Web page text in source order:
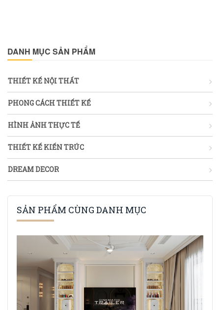
DANH MỤC SẢN PHẨM
THIẾT KẾ NỘI THẤT
PHONG CÁCH THIẾT KẾ
HÌNH ẢNH THỰC TẾ
THIẾT KẾ KIẾN TRÚC
DREAM DECOR
SẢN PHẨM CÙNG DANH MỤC